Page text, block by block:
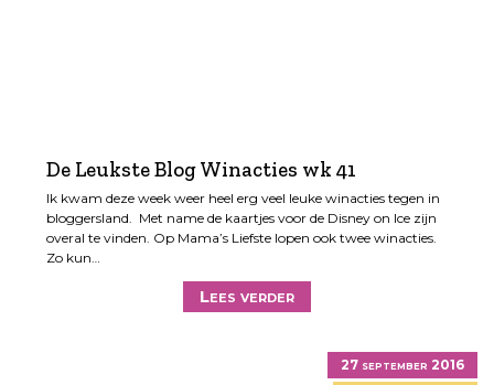
De Leukste Blog Winacties wk 41
Ik kwam deze week weer heel erg veel leuke winacties tegen in
bloggersland. Met name de kaartjes voor de Disney on Ice zijn
overal te vinden. Op Mama’s Liefste lopen ook twee winacties.
Zo kun…
Lees verder
27 september 2016